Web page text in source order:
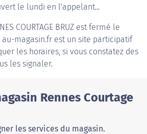
le lundi en l'appelant...
COURTAGE BRUZ est fermé le
magasin.fr est un site participatif
les horaires, si vous constatez des
les signaler.
Rennes Courtage
les services du magasin.